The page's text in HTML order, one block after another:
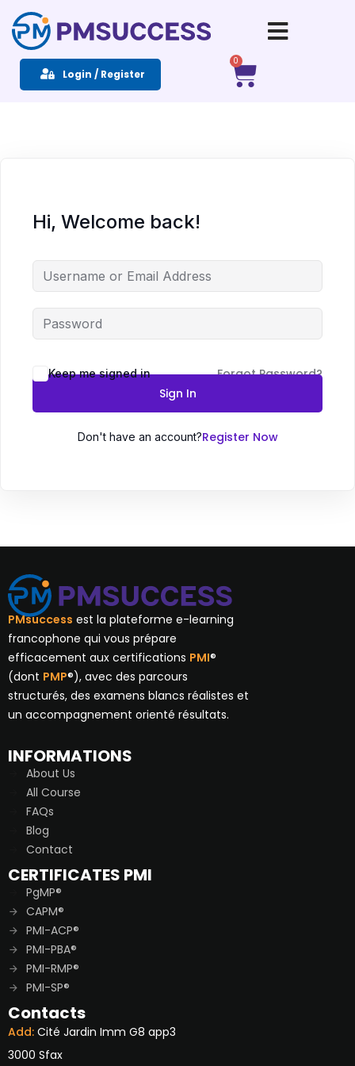
Login / Register
0
Hi, Welcome back!
Keep me signed in
Forgot Password?
Sign In
Don't have an account?Register Now
PMsuccess est la plateforme e-learning
francophone qui vous prépare
efficacement aux certifications PMI®
(dont PMP®), avec des parcours
structurés, des examens blancs réalistes et
un accompagnement orienté résultats.
INFORMATIONS
About Us
All Course
FAQs
Blog
Contact
CERTIFICATES PMI
PgMP®
CAPM®
PMI-ACP®
PMI-PBA®
PMI-RMP®
PMI-SP®
Contacts
Add: Cité Jardin Imm G8 app3
3000 Sfax
Sign in Sign up
Sign in
Remember me Lost your password?